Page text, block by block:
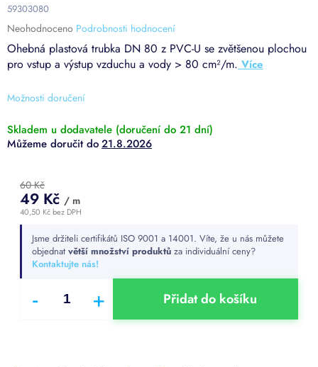
Možnosti doručení
Ohebná plastová trubka DN 80 z PVC-U se zvětšenou plochou
pro vstup a výstup vzduchu a vody > 80 cm²/m.
59303080
Průměrné
hodnocení
produktu
je
z
hvězdiček.
Neohodnoceno Podrobnosti hodnocení
Skladem u dodavatele (doručení do 21 dní)
21.8.2026
60 Kč
49 Kč / m
40,50 Kč bez DPH
cena:Jsme držiteli certifikátů ISO 9001 a 14001. Víte, že u nás můžete
objednat větší množství produktů za individuální ceny?
Kontaktujte nás!
Přidat do košíku